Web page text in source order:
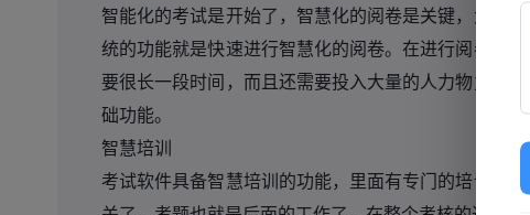
智能化的考试是开始了，智慧化的阅卷是关键，大家
统的功能就是快速进行智慧化的阅卷。在进行阅卷的
要很长一段时间，而且还需要投入大量的人力物力，
础功能。
智慧培训
考试软件具备智慧培训的功能，里面有专门的培训板